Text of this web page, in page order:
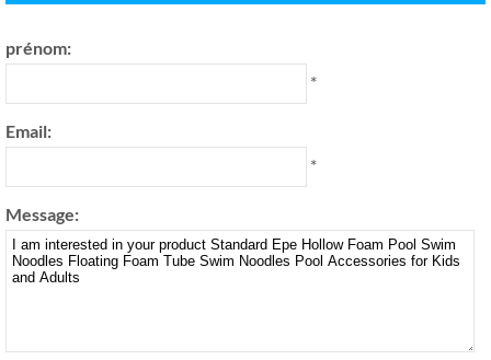
prénom:
*
Email:
*
Message: